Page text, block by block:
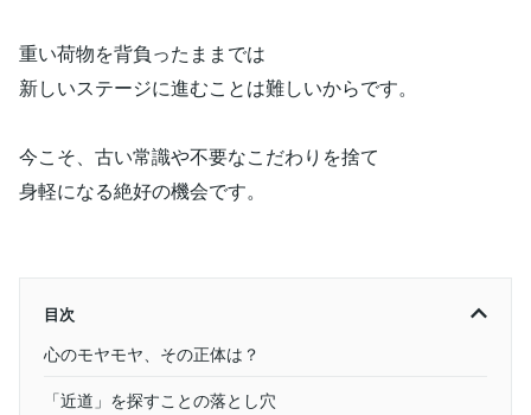
重い荷物を背負ったままでは
新しいステージに進むことは難しいからです。
今こそ、古い常識や不要なこだわりを捨て
身軽になる絶好の機会です。
目次
心のモヤモヤ、その正体は？
「近道」を探すことの落とし穴